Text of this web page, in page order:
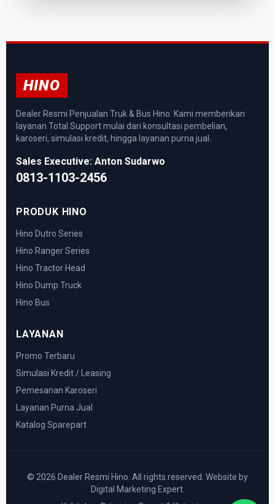
HINO
Dealer Resmi Penjualan Truk & Bus Hino. Kami memberikan
layanan Total Support mulai dari konsultasi pembelian,
karoseri, simulasi kredit, hingga layanan purna jual.
Sales Executive: Anton Sudarwo
0813-1103-2456
PRODUK HINO
Hino Dutro Series
Hino Ranger Series
Hino Tractor Head
Hino Dump Truck
Hino Bus
LAYANAN
Promo Terbaru
Simulasi Kredit / Leasing
Pemesanan Karoseri
Layanan Purna Jual
Katalog Sparepart
© 2026 Dealer Resmi Hino. All rights reserved. Website by
Digital Marketing Expert.